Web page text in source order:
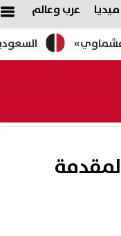
عرب وعالم
السعودية وتركيا